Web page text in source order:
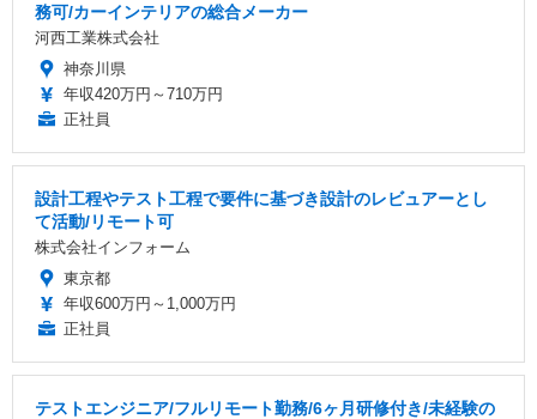
務可/カーインテリアの総合メーカー
河西工業株式会社
神奈川県
年収420万円～710万円
正社員
設計工程やテスト工程で要件に基づき設計のレビュアーとし
て活動/リモート可
株式会社インフォーム
東京都
年収600万円～1,000万円
正社員
テストエンジニア/フルリモート勤務/6ヶ月研修付き/未経験の